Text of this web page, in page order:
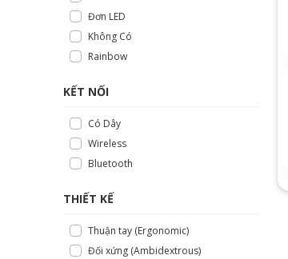
Đơn LED
Không Có
Rainbow
KẾT NỐI
Có Dây
Wireless
Bluetooth
THIẾT KẾ
Thuận tay (Ergonomic)
Đối xứng (Ambidextrous)